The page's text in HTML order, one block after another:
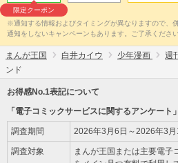
限定クーポン
※通知する情報およびタイミングが異なりますので、
通知をしないキャンペーンもあります。ご了承ください
まんが王国 白井カイウ 少年漫画 週
ンド
お得感No.1表記について
「電子コミックサービスに関するアンケート」
調査期間 2026年3月6日～2026年3月
調査対象
まんが王国または主要電子